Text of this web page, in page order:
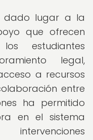
dado lugar a la
que ofrecen
estudiantes
legal,
a recursos
entre
ha permitido
en el sistema